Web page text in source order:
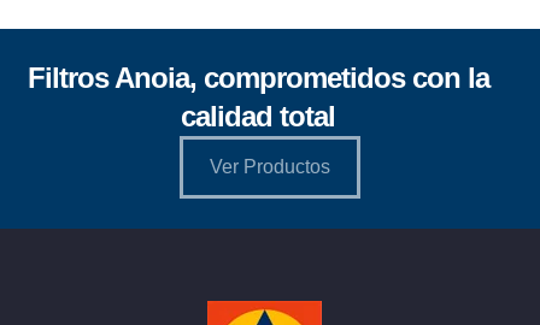
Filtros Anoia, comprometidos con la
calidad total
Ver Productos